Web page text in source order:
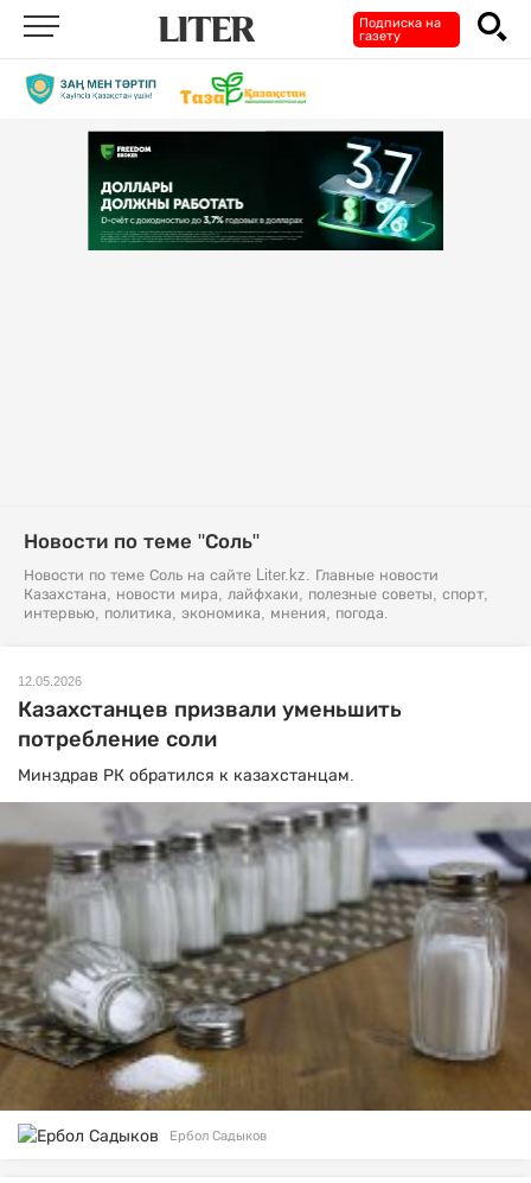
Подписка на
газету
Новости по теме "Соль"
Новости по теме Соль на сайте Liter.kz. Главные новости
Казахстана, новости мира, лайфхаки, полезные советы, спорт,
интервью, политика, экономика, мнения, погода.
12.05.2026
Казахстанцев призвали уменьшить
потребление соли
Минздрав РК обратился к казахстанцам.
Ербол Садыков